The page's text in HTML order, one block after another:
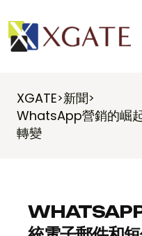
XGATE>新聞>
WhatsApp營銷的崛
轉變
WHATSAPP